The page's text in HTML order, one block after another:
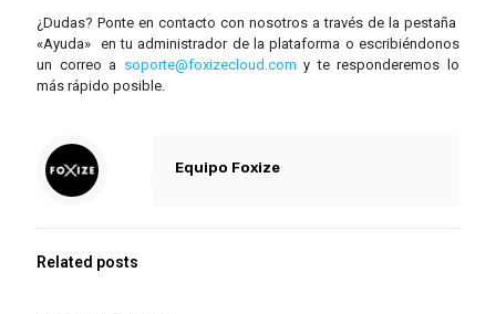
¿Dudas? Ponte en contacto con nosotros a través de la pestaña
«Ayuda» en tu administrador de la plataforma o escribiéndonos
un correo a soporte@foxizecloud.com y te responderemos lo
más rápido posible.
Equipo Foxize
Related posts